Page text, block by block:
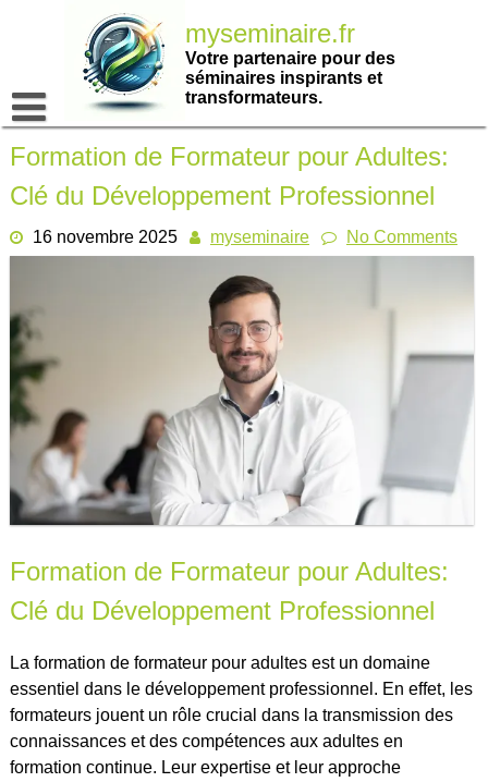
myseminaire.fr
Votre partenaire pour des
séminaires inspirants et
transformateurs.
Formation de Formateur pour Adultes:
Clé du Développement Professionnel
16 novembre 2025 myseminaire No Comments
Formation de Formateur pour Adultes:
Clé du Développement Professionnel
La formation de formateur pour adultes est un domaine
essentiel dans le développement professionnel. En effet, les
formateurs jouent un rôle crucial dans la transmission des
connaissances et des compétences aux adultes en
formation continue. Leur expertise et leur approche